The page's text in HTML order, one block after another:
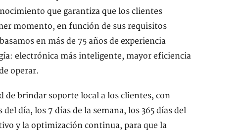
que garantiza que los clientes
momento, en función de sus requisitos
en más de 75 años de experiencia
electrónica más inteligente, mayor eficiencia
operar.
brindar soporte local a los clientes, con
día, los 7 días de la semana, los 365 días del
y la optimización continua, para que la